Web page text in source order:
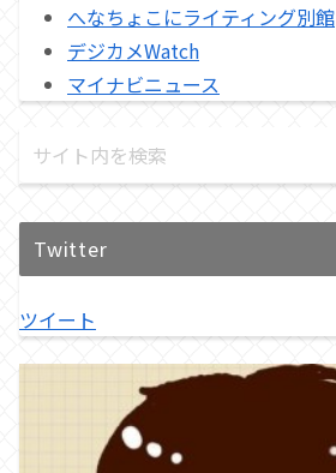
へなちょこにライティング別館
デジカメWatch
マイナビニュース
Twitter
ツイート